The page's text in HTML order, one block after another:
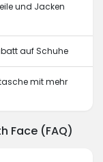
und Jacken
auf Schuhe
mit mehr
Face (FAQ)